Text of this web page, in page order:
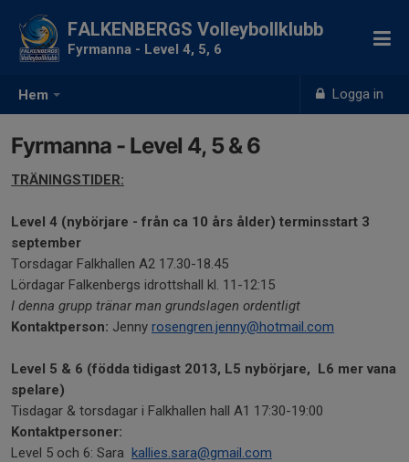
Hem Logga in
FALKENBERGS Volleybollklubb
Fyrmanna - Level 4, 5, 6
Fyrmanna - Level 4, 5 & 6
TRÄNINGSTIDER:
Level 4 (nybörjare - från ca 10 års ålder) terminsstart 3
september
Torsdagar Falkhallen A2 17.30-18.45
Lördagar Falkenbergs idrottshall kl. 11-12:15
I denna grupp tränar man grundslagen ordentligt
Kontaktperson: Jenny rosengren.jenny@hotmail.com
Level 5 & 6 (födda tidigast 2013, L5 nybörjare, L6 mer vana
spelare)
Tisdagar & torsdagar i Falkhallen hall A1 17:30-19:00
Kontaktpersoner:
Level 5 och 6: Sara kallies.sara@gmail.com